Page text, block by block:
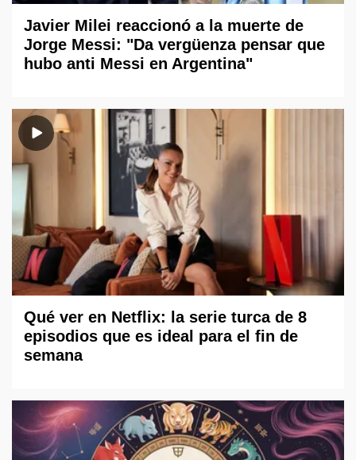
Javier Milei reaccionó a la muerte de
Jorge Messi: "Da vergüenza pensar que
hubo anti Messi en Argentina"
Qué ver en Netflix: la serie turca de 8
episodios que es ideal para el fin de
semana